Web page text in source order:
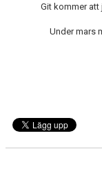
Git kommer att
Under mars